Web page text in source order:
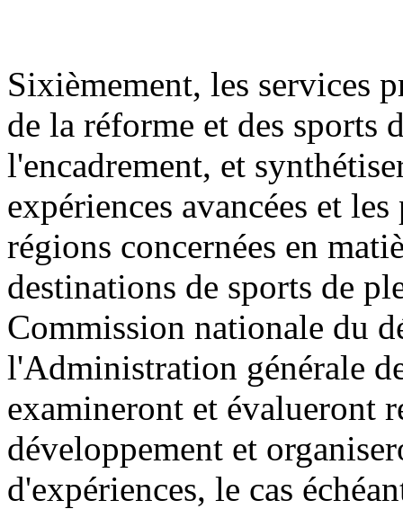
Sixièmement, les services
de la réforme et des
l'encadrement, et
expériences avancées et
régions concernées en
destinations de sports de
Commission nationale du
l'Administration générale
examineront et évalueront
développement et
d'expériences, le cas